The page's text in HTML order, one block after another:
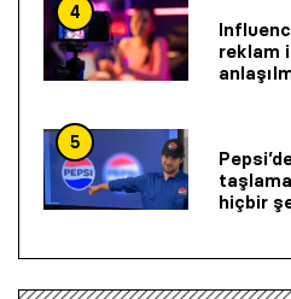
4
reklam
5
hiçbir
© 2001 Rota Yayın Yapım
Asquared WordPress Agency